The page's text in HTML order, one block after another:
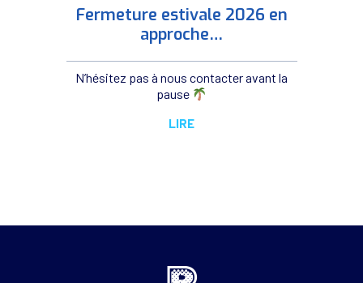
Fermeture estivale 2026 en
approche…
N’hésitez pas à nous contacter avant la
pause
LIRE